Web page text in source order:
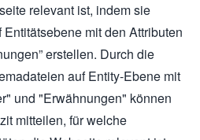
relevant ist, indem sie
mit den Attributen
erstellen. Durch die
auf Entity-Ebene mit
und "Erwähnungen" können
mitteilen, für welche